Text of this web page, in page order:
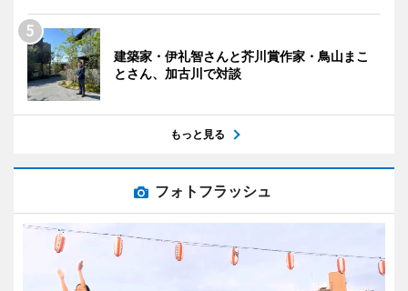
建築家・伊礼智さんと芥川賞作家・鳥山まこ
とさん、加古川で対談
もっと見る
フォトフラッシュ